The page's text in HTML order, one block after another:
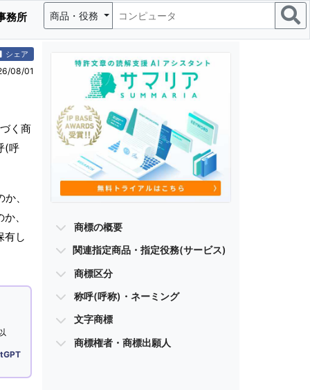
務所 商品・役務
シェア
08/01
く商
(呼
、
、
有し
商標の概要
関連指定商品・指定役務(サービス)
商標区分
称呼(呼称)・ネーミング
文字商標
商標権者・商標出願人